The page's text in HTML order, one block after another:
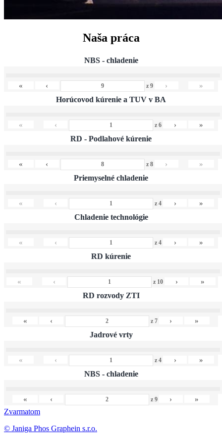
Naša práca
NBS - chladenie
« ‹ z 9 › »
Horúcovod kúrenie a TUV v BA
« ‹ z6 › »
RD - Podlahové kúrenie
« ‹ z 8 › »
Priemyselné chladenie
« ‹ z4 › »
Chladenie technológie
« ‹ z4 › »
RD kúrenie
« ‹ z 10 › »
RD rozvody ZTI
« ‹ z 7 › »
Jadrové vrty
« ‹ z4 › »
NBS - chladenie
« ‹ z 9 › »
Zvarmatom
© Janiga Phos Graphein s.r.o.